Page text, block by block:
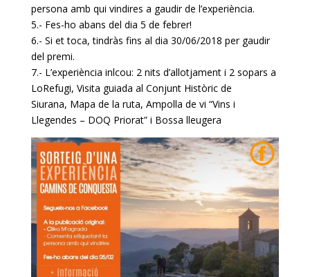
persona amb qui vindires a gaudir de l’experiència.
5.- Fes-ho abans del dia 5 de febrer!
6.- Si et toca, tindràs fins al dia 30/06/2018 per gaudir
del premi.
7.- L’experiència inlcou: 2 nits d’allotjament i 2 sopars a
LoRefugi, Visita guiada al Conjunt Històric de
Siurana, Mapa de la ruta, Ampolla de vi “Vins i
Llegendes – DOQ Priorat” i Bossa lleugera